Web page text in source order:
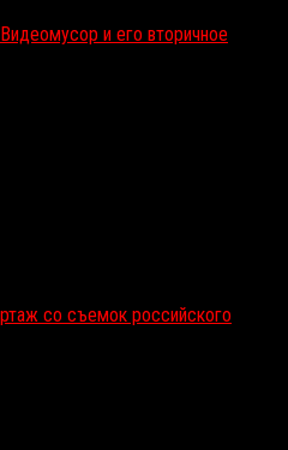
и его вторичное
со съемок российского